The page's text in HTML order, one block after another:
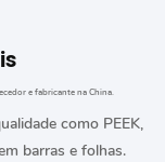
e fabricante na China.
como PEEK,
barras e folhas.